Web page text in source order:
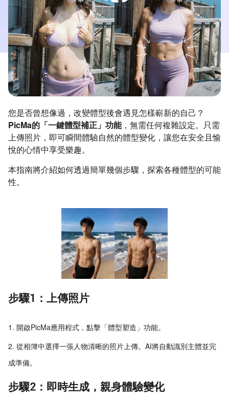
您是否曾想像過，改變體型後會遇見怎樣嶄新的自己？
PicMa的「一鍵體型補正」功能，無需任何複雜設定。只需
上傳照片，即可瞬間體驗自然的體型變化，讓您在安全且愉
悅的心情中享受樂趣。
本指南將介紹如何透過簡單幾個步驟，探索各種體型的可能
性。
步驟1：上傳照片
開啟PicMa應用程式，點擊「體型塑造」功能。
從相簿中選擇一張人物清晰的照片上傳。AI將自動識別主體並完
成準備。
步驟2：即時生成，親身體驗變化